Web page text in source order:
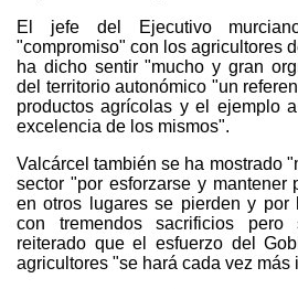
El jefe del Ejecutivo
"compromiso" con los agricultores
ha dicho sentir "mucho y gran
del territorio autonómico "un
productos agrícolas y el ejemplo
excelencia de los mismos".
Valcárcel también se ha mostrado
sector "por esforzarse y mantener
en otros lugares se pierden y por
con tremendos sacrificios
reiterado que el esfuerzo del
agricultores "se hará cada vez más